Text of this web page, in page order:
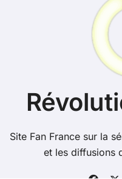
Site Fan France sur la
et les diffusions